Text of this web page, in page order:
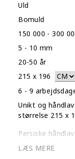
Uld
Bomuld
150 000 - 300
5 - 10 mm
20-50 år
215 x 196
6 - 9
Unikt og
størrelse 215 x
Persiske
hurtigt blevet
tæpper for